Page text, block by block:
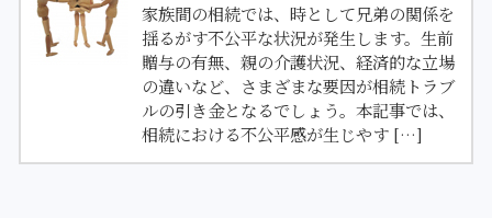
家族間の相続では、時として兄弟の関係を
揺るがす不公平な状況が発生します。生前
贈与の有無、親の介護状況、経済的な立場
の違いなど、さまざまな要因が相続トラブ
ルの引き金となるでしょう。本記事では、
相続における不公平感が生じやす […]